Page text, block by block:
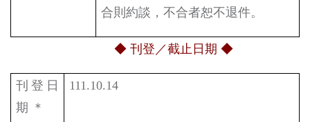
合則約談，不合者恕不退件。
◆ 刊登／截止日期 ◆
刊登日
期 ＊
111.10.14